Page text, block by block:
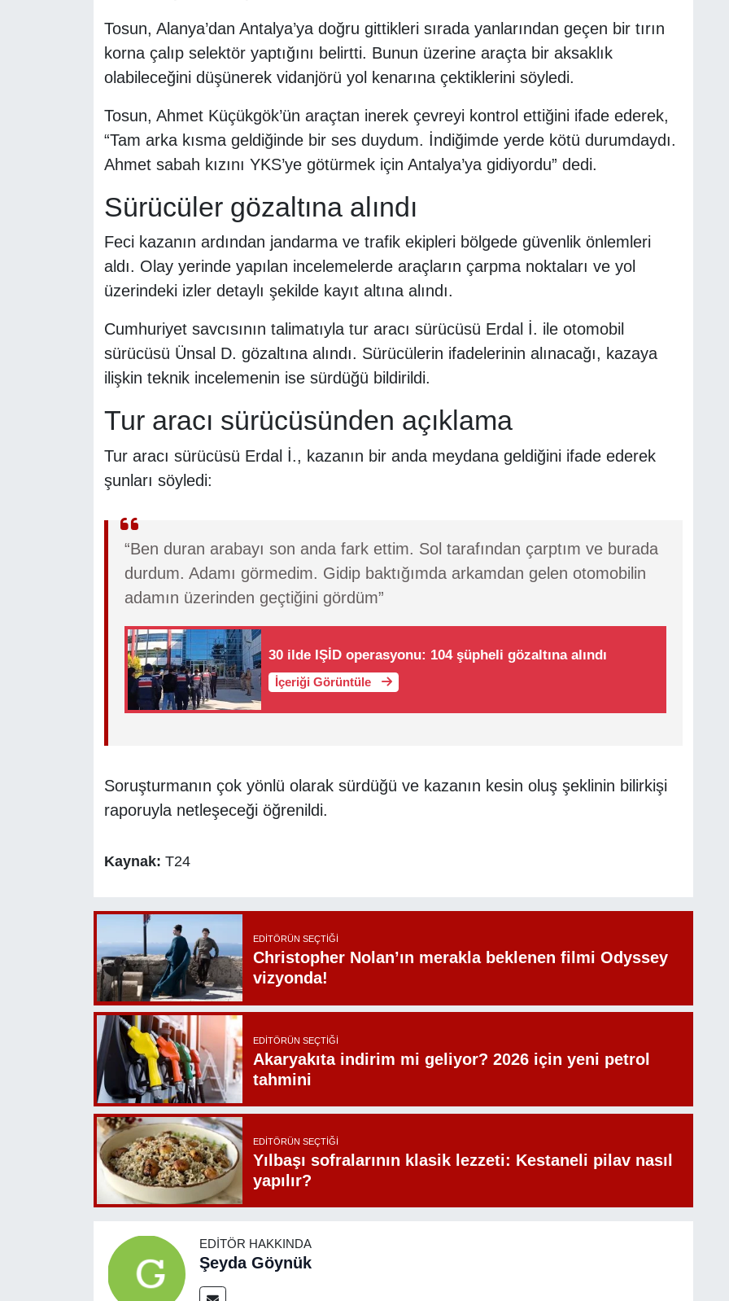
Tosun, Alanya’dan Antalya’ya doğru gittikleri sırada yanlarından geçen bir tırın
korna çalıp selektör yaptığını belirtti. Bunun üzerine araçta bir aksaklık
olabileceğini düşünerek vidanjörü yol kenarına çektiklerini söyledi.
Tosun, Ahmet Küçükgök’ün araçtan inerek çevreyi kontrol ettiğini ifade ederek,
“Tam arka kısma geldiğinde bir ses duydum. İndiğimde yerde kötü durumdaydı.
Ahmet sabah kızını YKS’ye götürmek için Antalya’ya gidiyordu” dedi.
Sürücüler gözaltına alındı
Feci kazanın ardından jandarma ve trafik ekipleri bölgede güvenlik önlemleri
aldı. Olay yerinde yapılan incelemelerde araçların çarpma noktaları ve yol
üzerindeki izler detaylı şekilde kayıt altına alındı.
Cumhuriyet savcısının talimatıyla tur aracı sürücüsü Erdal İ. ile otomobil
sürücüsü Ünsal D. gözaltına alındı. Sürücülerin ifadelerinin alınacağı, kazaya
ilişkin teknik incelemenin ise sürdüğü bildirildi.
Tur aracı sürücüsünden açıklama
Tur aracı sürücüsü Erdal İ., kazanın bir anda meydana geldiğini ifade ederek
şunları söyledi:
“Ben duran arabayı son anda fark ettim. Sol tarafından çarptım ve burada
durdum. Adamı görmedim. Gidip baktığımda arkamdan gelen otomobilin
adamın üzerinden geçtiğini gördüm”
30 ilde IŞİD operasyonu: 104 şüpheli gözaltına alındı
İçeriği Görüntüle
Soruşturmanın çok yönlü olarak sürdüğü ve kazanın kesin oluş şeklinin bilirkişi
raporuyla netleşeceği öğrenildi.
Kaynak: T24
EDITÖRÜN SEÇTIĞI
Christopher Nolan’ın merakla beklenen filmi Odyssey
vizyonda!
EDITÖRÜN SEÇTIĞI
Akaryakıta indirim mi geliyor? 2026 için yeni petrol
tahmini
EDITÖRÜN SEÇTIĞI
Yılbaşı sofralarının klasik lezzeti: Kestaneli pilav nasıl
yapılır?
EDITÖR HAKKINDA
Şeyda Göynük